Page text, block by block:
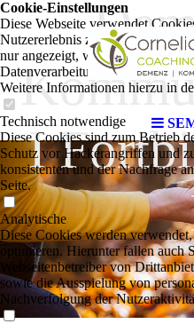
I
Cookie-Einstellungen
Diese Webseite verwendet
Nutzererlebnis zu bieten.
nur angezeigt, wenn die
Datenverarbeitung kann dann
Weitere Informationen hierzu in
Technisch notwendige
Diese Cookies sind zum Betrieb
Schutz vor Hackerangriffen und
konsistenten und der Nachfrage
Seite.
Analytische
Diese Cookies werden
optimieren. Hierunter fallen auch
Webseitenbetreiber von
sowie die Ausspielung von
Nachverfolgung der